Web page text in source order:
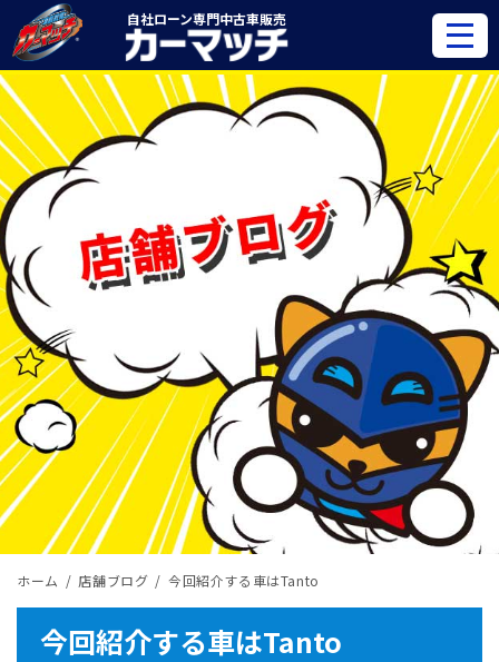
自社ローン専門中古車販売
ホーム 店舗ブログ 今回紹介する車はTanto
今回紹介する車はTanto